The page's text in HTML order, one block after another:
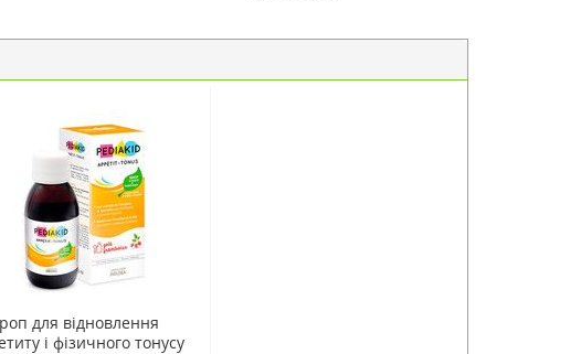
для відновлення
і фізичного тонусу